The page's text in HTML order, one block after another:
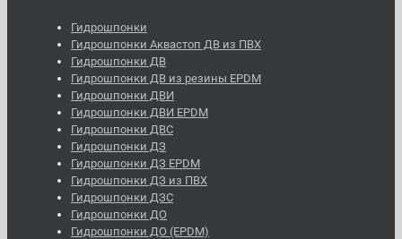
Гидрошпонки
Гидрошпонки Аквастоп ДВ из ПВХ
Гидрошпонки ДВ
Гидрошпонки ДВ из резины EPDM
Гидрошпонки ДВИ
Гидрошпонки ДВИ EPDM
Гидрошпонки ДВС
Гидрошпонки ДЗ
Гидрошпонки ДЗ EPDM
Гидрошпонки ДЗ из ПВХ
Гидрошпонки ДЗС
Гидрошпонки ДО
Гидрошпонки ДО (EPDM)